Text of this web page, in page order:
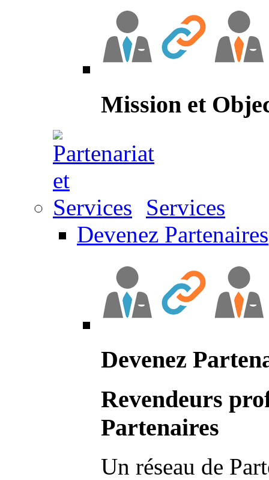
Mission et
Services
Devenez Partenaires
Devenez
Revendeurs
Partenaires
Un réseau de